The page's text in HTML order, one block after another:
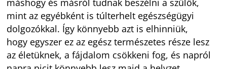
máshogy és másról tudnak beszélni a szülők,
mint az egyébként is túlterhelt egészségügyi
dolgozókkal. Így könnyebb azt is elhinniük,
hogy egyszer ez az egész természetes része lesz
az életüknek, a fájdalom csökkeni fog, és napról